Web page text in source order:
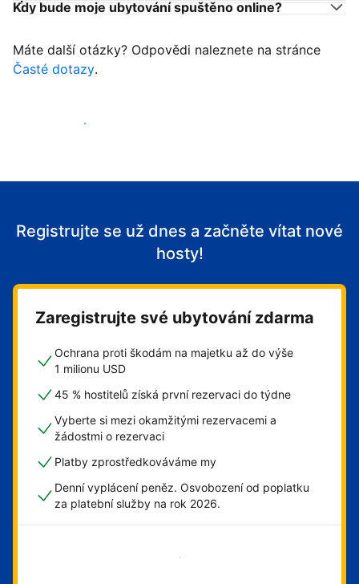
Kdy bude moje ubytování spuštěno online?
Máte další otázky? Odpovědi naleznete na stránce
Časté dotazy.
Začít přijímat hosty
Registrujte se už dnes a začněte vítat nové
hosty!
Zaregistrujte své ubytování zdarma
Ochrana proti škodám na majetku až do výše
1 milionu USD
45 % hostitelů získá první rezervaci do týdne
Vyberte si mezi okamžitými rezervacemi a
žádostmi o rezervaci
Platby zprostředkováváme my
Denní vyplácení peněz. Osvobození od poplatku
za platební služby na rok 2026.
Začít hned